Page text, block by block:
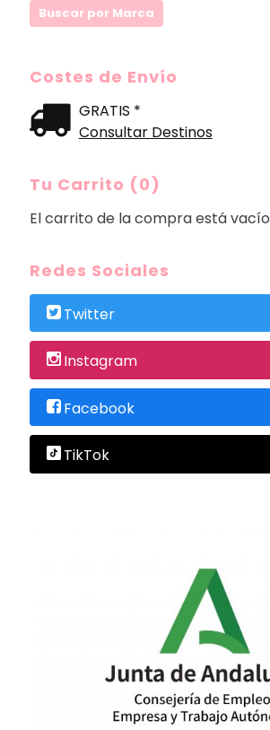
Costes de Envío
GRATIS *
Consultar Destinos
Tu Carrito (0)
El carrito de la compra está vacío
Redes Sociales
Twitter
Instagram
Facebook
TikTok